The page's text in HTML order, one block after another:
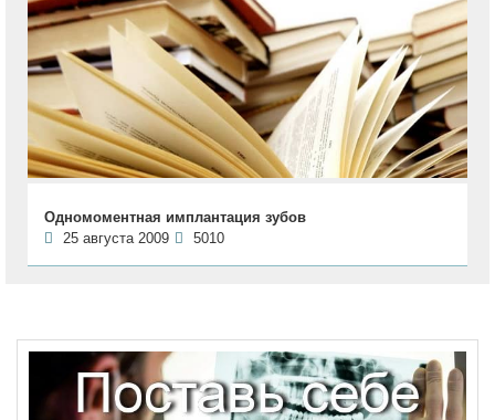
Одномоментная имплантация зубов
25 августа 2009
5010